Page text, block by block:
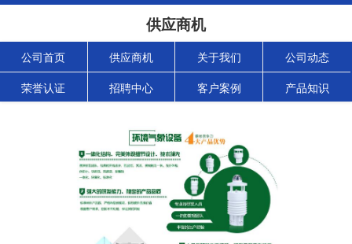
供应商机
公司首页 供应商机 关于我们 公司动态
荣誉认证 招聘中心 客户案例 产品知识